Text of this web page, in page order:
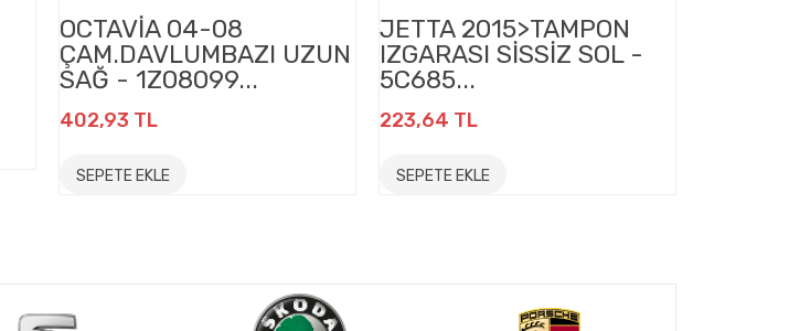
OCTAVİA 04-08
ÇAM.DAVLUMBAZI UZUN
SAĞ - 1Z08099...
402,93 TL
SEPETE EKLE
JETTA 2015>TAMPON
IZGARASI SİSSİZ SOL -
5C685...
223,64 TL
SEPETE EKLE